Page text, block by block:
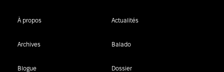
À propos Actualités
Archives Balado
Blogue Dossier